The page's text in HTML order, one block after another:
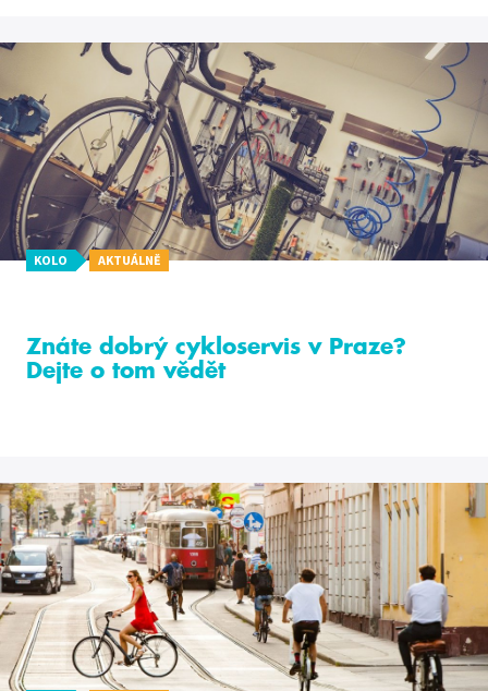
KOLO AKTUÁLNĚ
Znáte dobrý cykloservis v Praze?
Dejte o tom vědět